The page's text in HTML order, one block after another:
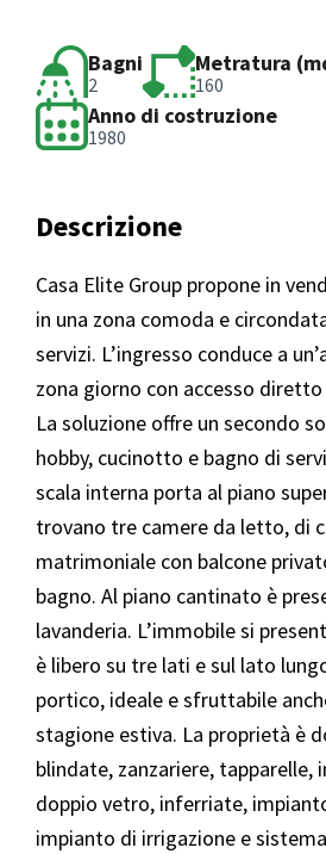
Bagni
2
Metratura
160
Anno di costruzione
1980
Descrizione
Casa Elite Group propone in
in una zona comoda e
servizi. L’ingresso conduce a
zona giorno con accesso
La soluzione offre un secondo
hobby, cucinotto e bagno di
scala interna porta al piano
trovano tre camere da letto, di
matrimoniale con balcone
bagno. Al piano cantinato è
lavanderia. L’immobile si
è libero su tre lati e sul lato
portico, ideale e sfruttabile
stagione estiva. La proprietà è
blindate, zanzariere, tapparelle,
doppio vetro, inferriate,
impianto di irrigazione e